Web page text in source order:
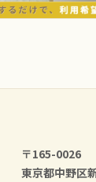
〒165-0026
東京都中野区